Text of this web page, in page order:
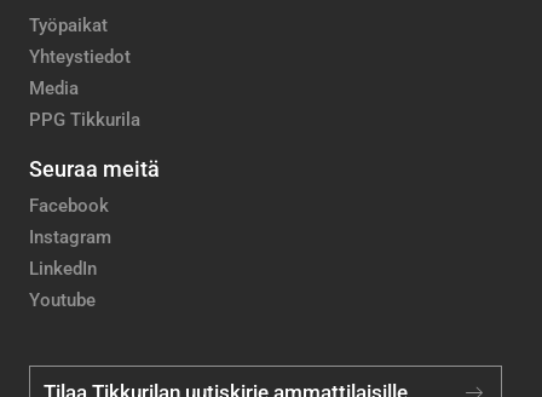
Työpaikat
Yhteystiedot
Media
PPG Tikkurila
Seuraa meitä
Facebook
Instagram
LinkedIn
Youtube